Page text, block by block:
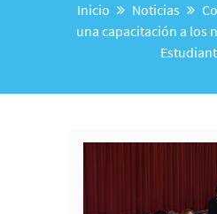
Inicio Noticias
una capacitación a los